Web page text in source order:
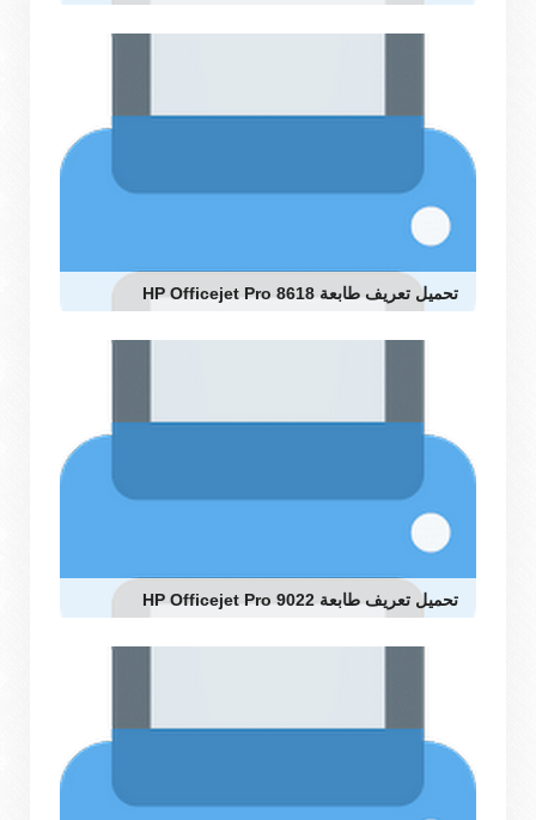
تحميل تعريف طابعة HP Officejet Pro 8618
تحميل تعريف طابعة HP Officejet Pro 9022